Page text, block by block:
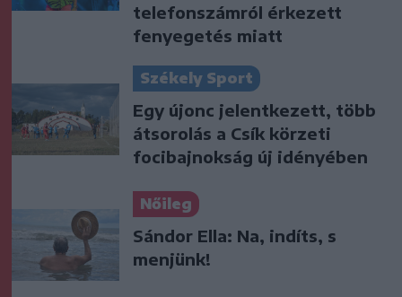
telefonszámról érkezett
fenyegetés miatt
Székely Sport
Egy újonc jelentkezett, több
átsorolás a Csík körzeti
focibajnokság új idényében
Nőileg
Sándor Ella: Na, indíts, s
menjünk!